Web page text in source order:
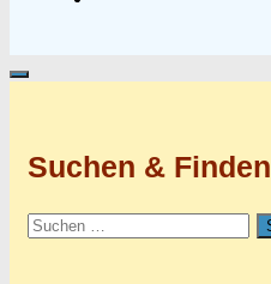
Suchen & Finden
Suchen